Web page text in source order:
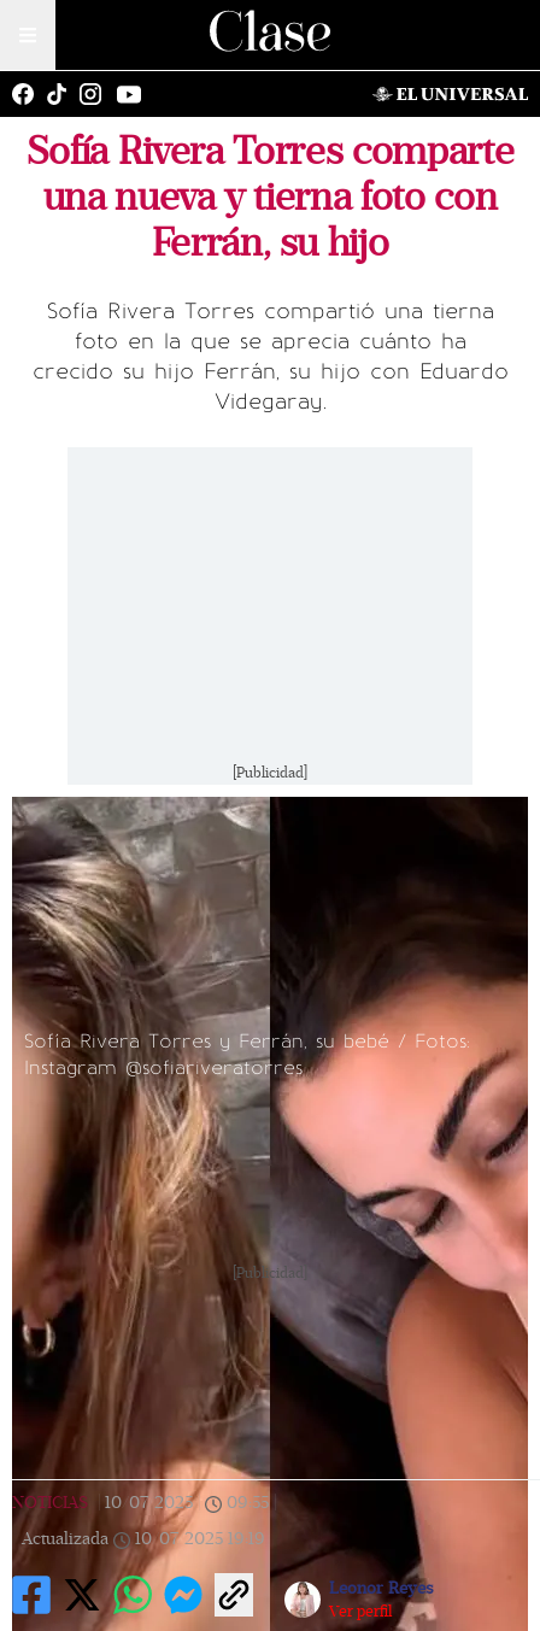
Sofía Rivera Torres comparte
una nueva y tierna foto con
Ferrán, su hijo
Sofía Rivera Torres compartió una tierna
foto en la que se aprecia cuánto ha
crecido su hijo Ferrán, su hijo con Eduardo
Videgaray.
[Publicidad]
Sofía Rivera Torres y Ferrán, su bebé / Fotos:
Instagram @sofiariveratorres
[Publicidad]
NOTICIAS 10/07/2025 | 09:55
Actualizada
10/07/2025 19:19
Leonor Reyes
Ver perfil